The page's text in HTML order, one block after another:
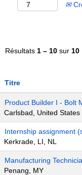
Résultats 1 – 10 sur 10
Titre
Product Builder I - Bolt
Carlsbad, United States
Internship assignment
Kerkrade, LI, NL
Manufacturing
Penang, MY